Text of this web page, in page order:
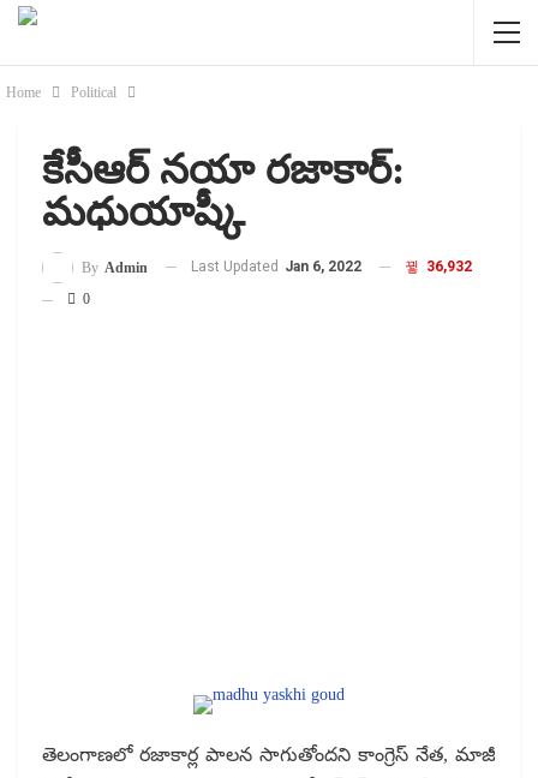
Home Political
కేసీఆర్ నయా రజాకార్:
మధుయాష్కీ
By Admin Last Updated Jan 6, 2022
36,932
0
తెలంగాణలో రజాకార్ల పాలన సాగుతోందని కాంగ్రెస్ నేత, మాజీ